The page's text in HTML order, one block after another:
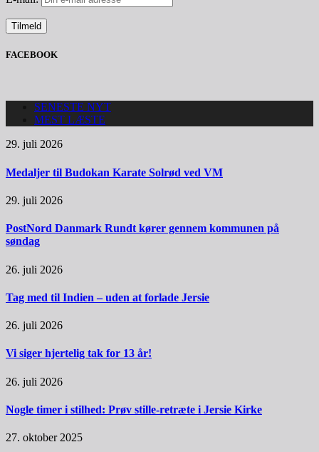
FACEBOOK
SENESTE NYT
MEST LÆSTE
29. juli 2026
Medaljer til Budokan Karate Solrød ved VM
29. juli 2026
PostNord Danmark Rundt kører gennem kommunen på
søndag
26. juli 2026
Tag med til Indien – uden at forlade Jersie
26. juli 2026
Vi siger hjertelig tak for 13 år!
26. juli 2026
Nogle timer i stilhed: Prøv stille-retræte i Jersie Kirke
27. oktober 2025